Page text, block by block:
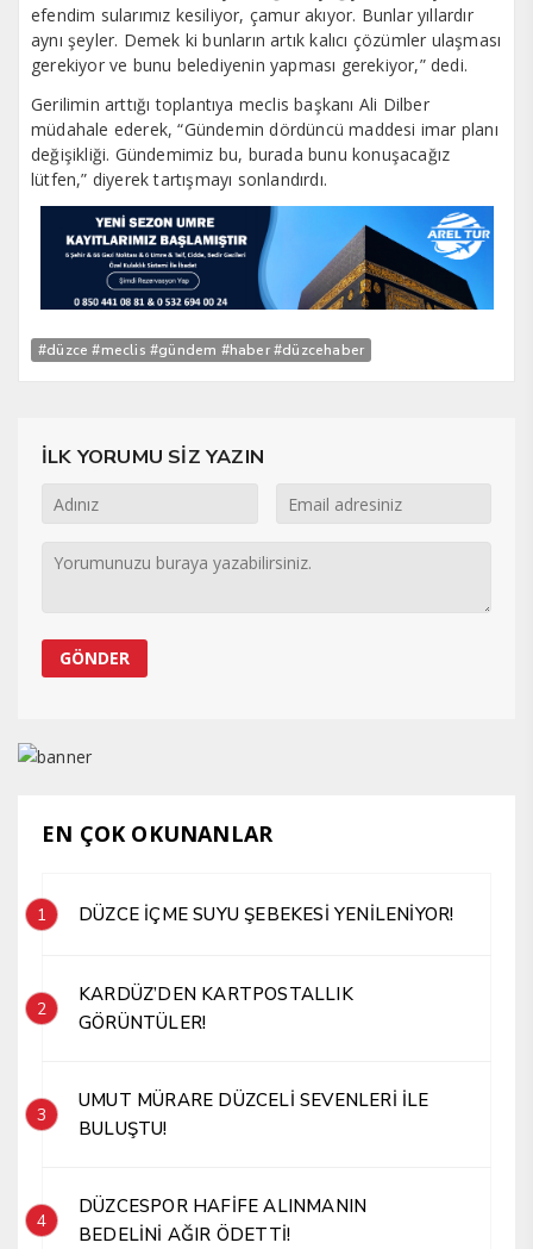
efendim sularımız kesiliyor, çamur akıyor. Bunlar yıllardır
aynı şeyler. Demek ki bunların artık kalıcı çözümler ulaşması
gerekiyor ve bunu belediyenin yapması gerekiyor,” dedi.
Gerilimin arttığı toplantıya meclis başkanı Ali Dilber
müdahale ederek, “Gündemin dördüncü maddesi imar planı
değişikliği. Gündemimiz bu, burada bunu konuşacağız
lütfen,” diyerek tartışmayı sonlandırdı.
#düzce #meclis #gündem #haber #düzcehaber
İLK YORUMU SİZ YAZIN
EN ÇOK OKUNANLAR
1 DÜZCE İÇME SUYU ŞEBEKESİ YENİLENİYOR!
2
KARDÜZ’DEN KARTPOSTALLIK
GÖRÜNTÜLER!
3
UMUT MÜRARE DÜZCELİ SEVENLERİ İLE
BULUŞTU!
4
DÜZCESPOR HAFİFE ALINMANIN
BEDELİNİ AĞIR ÖDETTİ!